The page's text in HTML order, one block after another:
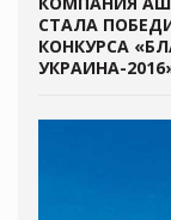
СТАЛА
КОНКУРСА
УКРАИНА-